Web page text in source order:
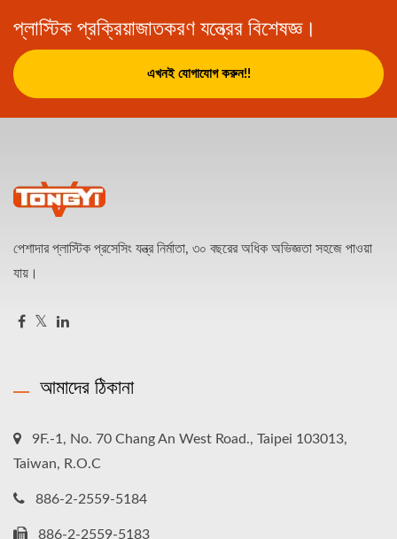
প্লাস্টিক প্রক্রিয়াজাতকরণ যন্ত্রের বিশেষজ্ঞ।
এখনই যোগাযোগ করুন!!
পেশাদার প্লাস্টিক প্রসেসিং যন্ত্র নির্মাতা, ৩০ বছরের অধিক অভিজ্ঞতা সহজে পাওয়া
যায়।
আমাদের ঠিকানা
9F.-1, No. 70 Chang An West Road., Taipei 103013,
Taiwan, R.O.C
886-2-2559-5184
886-2-2559-5183